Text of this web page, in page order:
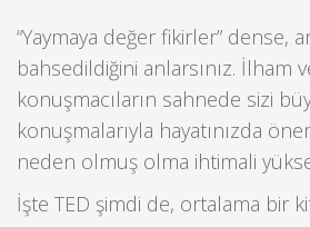
“Yaymaya değer fikirler” dense,
bahsedildiğini anlarsınız. İlham
konuşmacıların sahnede sizi
konuşmalarıyla hayatınızda
neden olmuş olma ihtimali
İşte TED şimdi de, ortalama bir